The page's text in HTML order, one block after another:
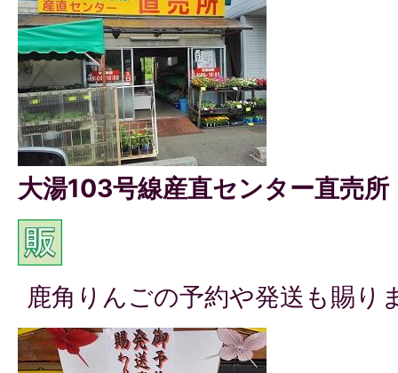
大湯103号線産直センター直売所
鹿角りんごの予約や発送も賜り